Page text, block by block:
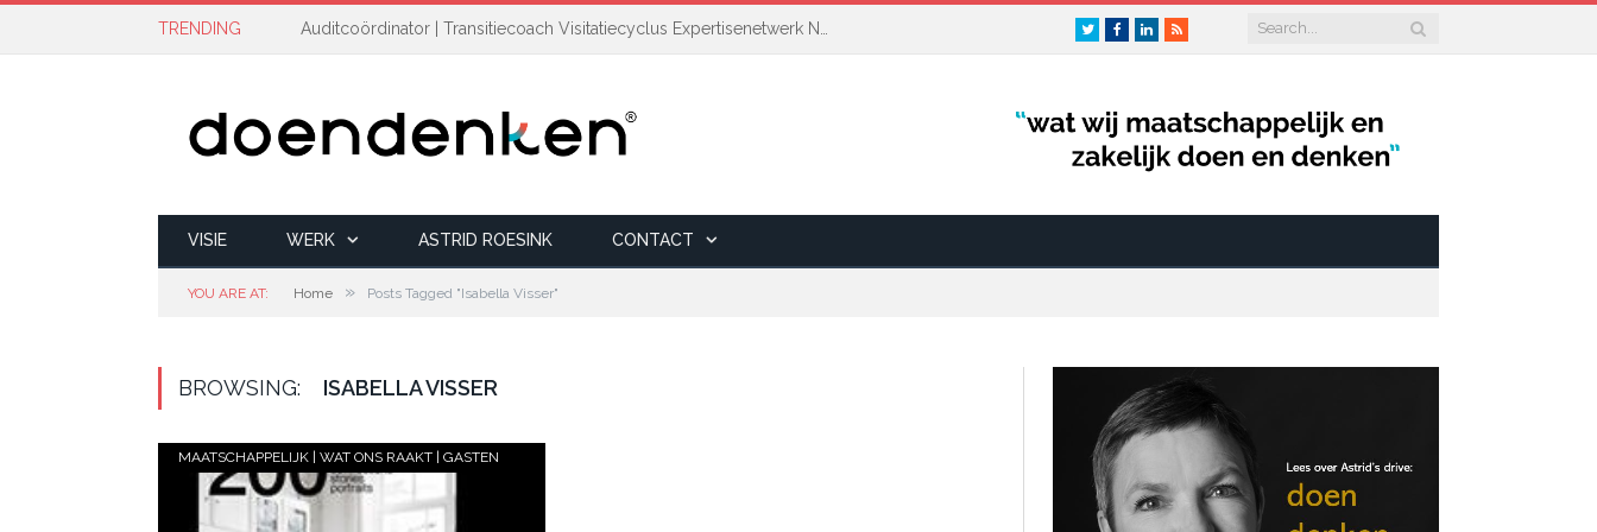
TRENDING Auditcoördinator | Transitiecoach Visitatiecyclus Expertisenetwerk NAH + TwitterFacebookLinkedIn
RSS
VISIE WERK ASTRID ROESINK CONTACT
YOU ARE AT: Home » Posts Tagged "Isabella Visser"
BROWSING: ISABELLA VISSER
MAATSCHAPPELIJK | WAT ONS RAAKT | GASTEN